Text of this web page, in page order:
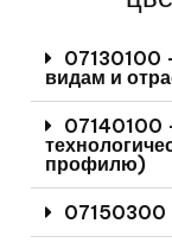
07130100
видам и
07140100
профилю)
07150300